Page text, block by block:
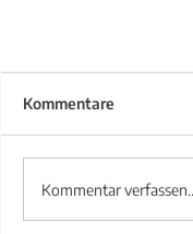
Kommentare
Kommentar